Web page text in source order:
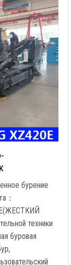
бурение
：
техники
буровая